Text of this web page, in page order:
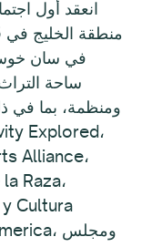
انعقد أول
في سان
ومنظمة، بما في